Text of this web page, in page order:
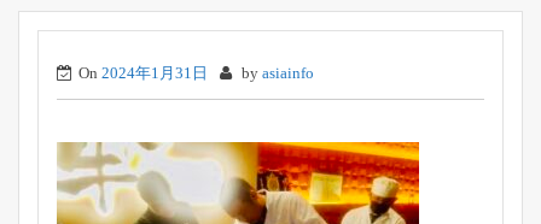
On 2024年1月31日 by asiainfo